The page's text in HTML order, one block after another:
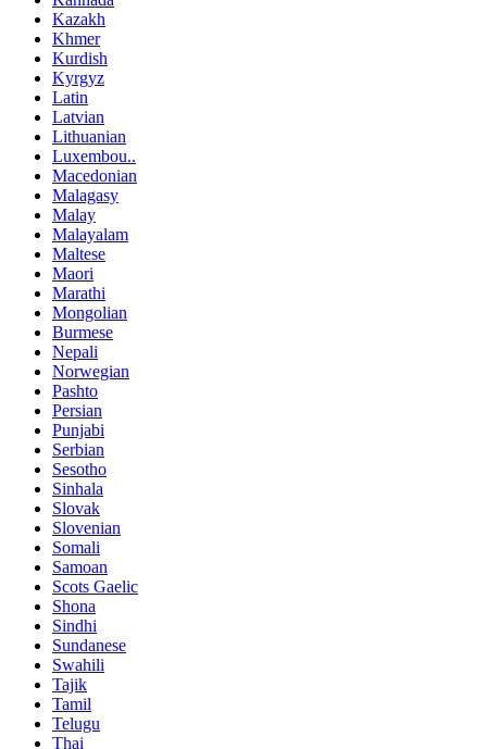
Kazakh
Khmer
Kurdish
Kyrgyz
Latin
Latvian
Lithuanian
Luxembou..
Macedonian
Malagasy
Malay
Malayalam
Maltese
Maori
Marathi
Mongolian
Burmese
Nepali
Norwegian
Pashto
Persian
Punjabi
Serbian
Sesotho
Sinhala
Slovak
Slovenian
Somali
Samoan
Scots Gaelic
Shona
Sindhi
Sundanese
Swahili
Tajik
Tamil
Telugu
Thai